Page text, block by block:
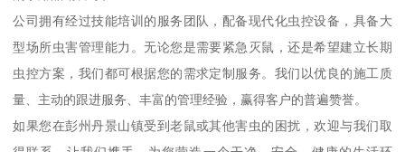
公司拥有经过技能培训的服务团队，配备现代化虫控设备，具备大
型场所虫害管理能力。无论您是需要紧急灭鼠，还是希望建立长期
虫控方案，我们都可根据您的需求定制服务。我们以优良的施工质
量、主动的跟进服务、丰富的管理经验，赢得客户的普遍赞誉。
如果您在彭州丹景山镇受到老鼠或其他害虫的困扰，欢迎与我们取